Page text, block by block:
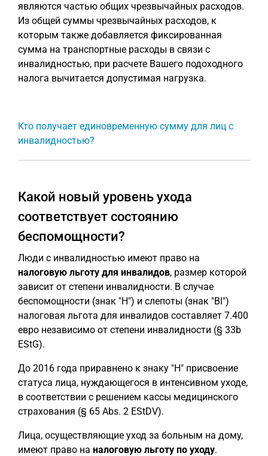
являются частью общих чрезвычайных расходов.
Из общей суммы чрезвычайных расходов, к
которым также добавляется фиксированная
сумма на транспортные расходы в связи с
инвалидностью, при расчете Вашего подоходного
налога вычитается допустимая нагрузка.
Кто получает единовременную сумму для лиц с
инвалидностью?
Какой новый уровень ухода
соответствует состоянию
беспомощности?
Люди с инвалидностью имеют право на
налоговую льготу для инвалидов, размер которой
зависит от степени инвалидности. В случае
беспомощности (знак "H") и слепоты (знак "Bl")
налоговая льгота для инвалидов составляет 7.400
евро независимо от степени инвалидности (§ 33b
EStG).
До 2016 года приравнено к знаку "H" присвоение
статуса лица, нуждающегося в интенсивном уходе,
в соответствии с решением кассы медицинского
страхования (§ 65 Abs. 2 EStDV).
Лица, осуществляющие уход за больным на дому,
имеют право на налоговую льготу по уходу.